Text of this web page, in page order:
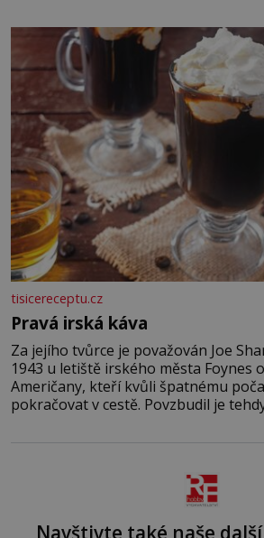
blízkosti. Nemusíte však zoufat.
promyšlený jídelníček, žadné pařáky
tisicereceptu.cz
Pravá irská káva
Za jejího tvůrce je považován Joe
1943 u letiště irského města Foynes
Američany, kteří kvůli špatnému
pokračovat v cestě. Povzbudil
Navštivte také naše